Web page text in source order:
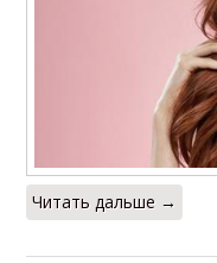
Читать дальше →